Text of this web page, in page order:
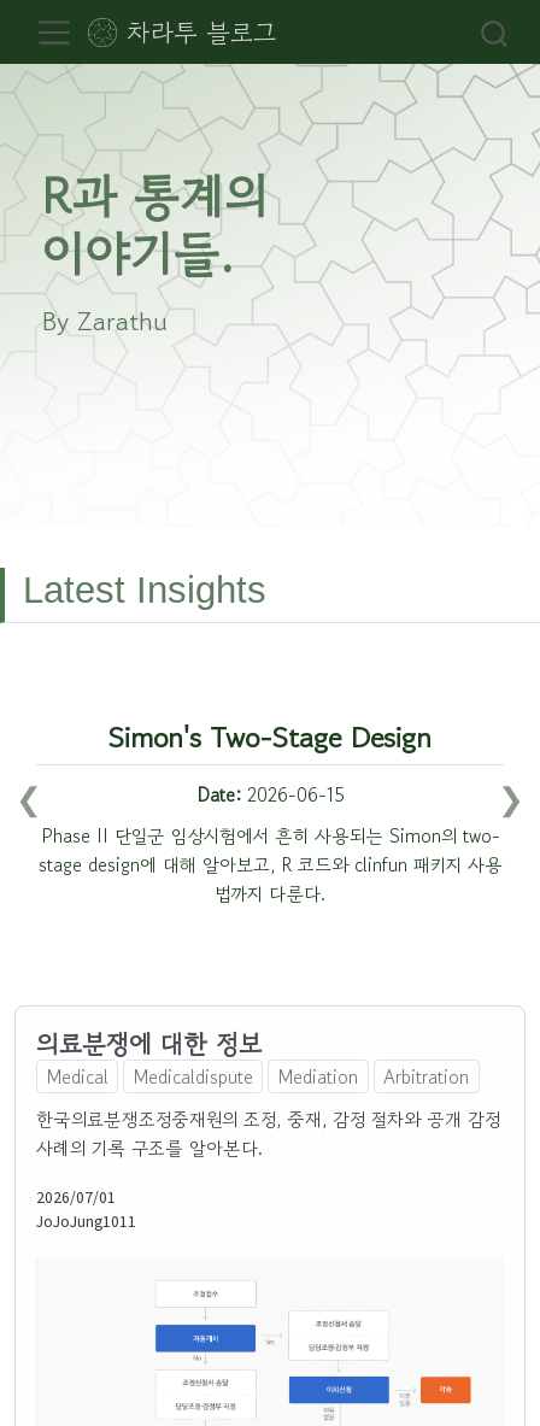
차라투 블로그
R과 통계의
이야기들.
By Zarathu
Latest Insights
의료분쟁에 대한 정보
Date: 2026-07-01
한국의료분쟁조정중재원의 조정, 중재, 감정 절차와 공개 감정
사례의 기록 구조를 알아본다.
Simon's Two-Stage Design
Date:2026-06-15
Phase II 단일군 임상시험에서 흔히 사용되는 Simon의 two-
stage design에 대해 알아보고, R 코드와 clinfun 패키지 사용
법까지 다룬다.
Cox 회귀에서 군집을 다루는 방법:
strata, frailty, coxme, cluster
Date:2026-05-10
RCT의 covariate adjustment 논의에서 출발해, 다기관 임상
시험·반복측정 같은 군집 자료를 Cox 모형에서 어떻게 다룰
본다.
비정규 분포의 데이터에 GEE를 사용할
수 있을까?
Date:2026-01-02
Outcome의 비정규성으로 인해 분석 모델 선택에 혼동을 겪게
될때, LMM과 GEE의 적절한 사용 방법과 데이터 상황에 맞는
마우스 드래그로 끝내는 PDF 테이블
추출: tabulapdf
Date:2025-12-17
PDF 파일에 있는 테이블을 마우스 드래그로 쉽게 읽을 수 있
는 tabulapdf 패키지를 소개합니다.
❮ ❯
의료분쟁에 대한 정보
Medical Medicaldispute Mediation
Arbitration
한국의료분쟁조정중재원의 조정, 중재, 감정 절차와 공개 감정
사례의 기록 구조를 알아본다.
2026/07/01
JoJoJung1011